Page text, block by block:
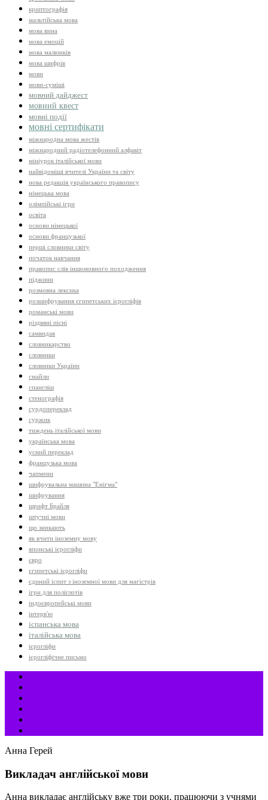
криптографія
мальтійська мова
мова вина
мова емоцій
мова малюнків
мова шифрів
мови
мови-суміші
мовний дайджест
мовний квест
мовні події
мовні сертифікати
міжнародна мова жестів
міжнародний радіотелефонний алфавіт
мініурок італійської мови
найвідоміші вчителі України та світу
нова редакція українського правопису
німецька мова
олімпійські ігри
освіта
основи німецької
основи французької
перші словники світу
початок навчання
правопис слів іншомовного походження
піджини
розмовна лексика
розшифрування єгипетських ієрогліфів
романські мови
різдвяні пісні
самвидав
словникарство
словники
словники України
смайли
спангліш
стенографія
сурдопереклад
суржик
тиждень італійської мови
українська мова
усний переклад
французька мова
чапмени
шифрувальна машина "Енігма"
шифрування
шрифт Брайля
штучні мови
що зникають
як вчити іноземну мову
японські ієрогліфи
євро
єгипетські ієрогліфи
єдиний іспит з іноземної мови для магістрів
ігри для поліглотів
індоєвропейські мови
інтерв'ю
іспанська мова
італійська мова
ієрогліфи
ієрогліфічне письмо
Анна Герей
Викладач англійської мови
Анна викладає англійську вже три роки, працюючи з учнями